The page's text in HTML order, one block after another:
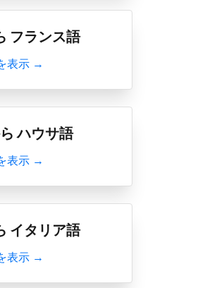
フランス語
表示 →
ハウサ語
表示 →
イタリア語
表示 →